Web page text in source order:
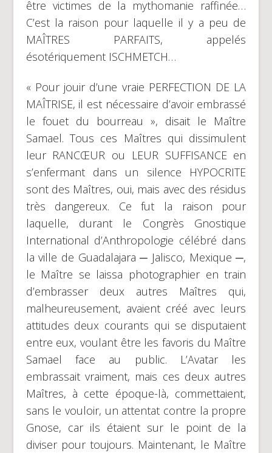
être victimes de la mythomanie raffinée…
C’est la raison pour laquelle il y a peu de
MAÎTRES PARFAITS, appelés
ésotériquement ISCHMETCH…
« Pour jouir d’une vraie PERFECTION DE LA
MAÎTRISE, il est nécessaire d’avoir embrassé
le fouet du bourreau », disait le Maître
Samael. Tous ces Maîtres qui dissimulent
leur RANCŒUR ou LEUR SUFFISANCE en
s’enfermant dans un silence HYPOCRITE
sont des Maîtres, oui, mais avec des résidus
très dangereux. Ce fut la raison pour
laquelle, durant le Congrès Gnostique
International d’Anthropologie célébré dans
la ville de Guadalajara ─ Jalisco, Mexique ─,
le Maître se laissa photographier en train
d’embrasser deux autres Maîtres qui,
malheureusement, avaient créé avec leurs
attitudes deux courants qui se disputaient
entre eux, voulant être les favoris du Maître
Samael face au public. L’Avatar les
embrassait vraiment, mais ces deux autres
Maîtres, à cette époque-là, commettaient,
sans le vouloir, un attentat contre la propre
Gnose, car ils étaient sur le point de la
diviser pour toujours. Maintenant, le Maître